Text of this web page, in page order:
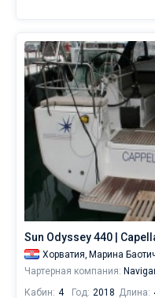
Sun Odyssey 440 |
Хорватия, Марина
Чартерная компания:
Кабин: 4 Год: 2018 Длина: